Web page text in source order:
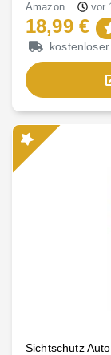
Amazon vor
18,99 €
Sichtschutz